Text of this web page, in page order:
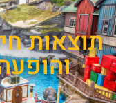
תוצאות